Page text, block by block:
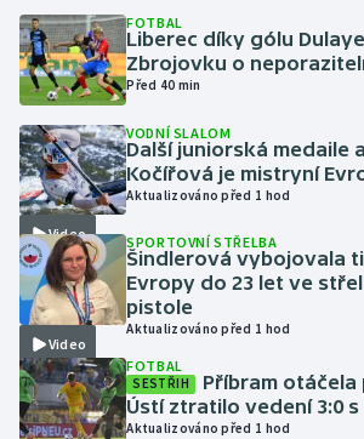
Gymnastika
Házená
Jezdectví
Judo
Krasobruslení
Lezení
Lyže a snowboard
FOTBAL
Liberec díky gólu
Zbrojovku o
Před 40 min
Video
VODNÍ SLALOM
Další juniorská medaile
Kočířová je mistryní
Aktualizováno před 1 hod
Video
SPORTOVNÍ STŘELBA
Šindlerová vybojovala
Evropy do 23 let ve
pistole
Aktualizováno před 1 hod
FOTBAL
SESTŘIH
Příbram otáčela
Ústí ztratilo vedení 3:0 s
Aktualizováno před 1 hod